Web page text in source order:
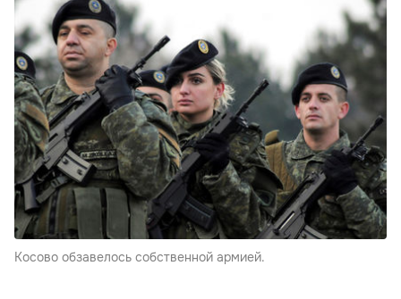
Косово обзавелось собственной армией.